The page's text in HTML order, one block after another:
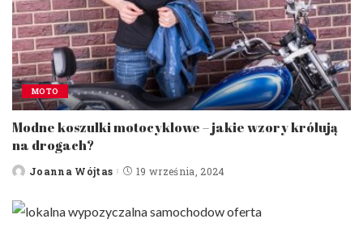
MOTO
Modne koszulki motocyklowe – jakie wzory królują
na drogach?
PostedJoanna Wójtas 19 września, 2024